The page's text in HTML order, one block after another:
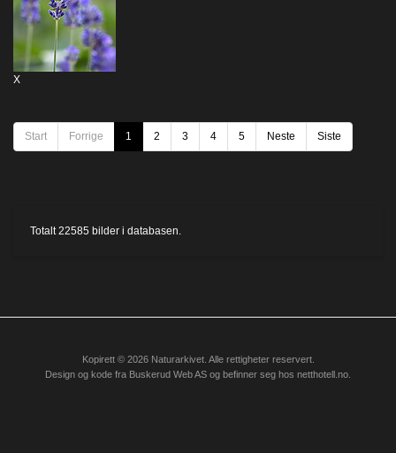
X
Start Forrige 1 2 3 4 5 Neste Siste
Totalt 22585 bilder i databasen.
Kopirett © 2026 Naturarkivet. Alle rettigheter reservert.
Design og kode fra Buskerud Web AS og befinner seg hos netthotell.no